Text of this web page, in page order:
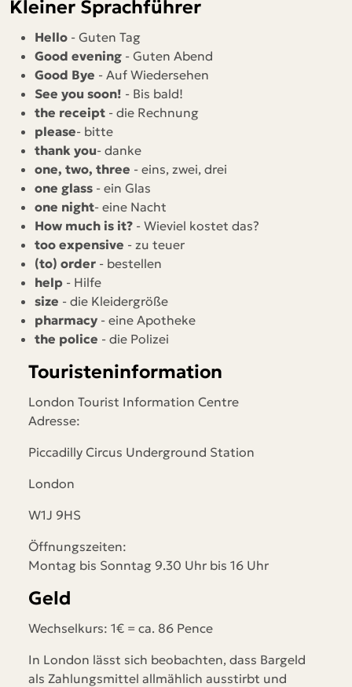
Kleiner Sprachführer
Hello - Guten Tag
Good evening - Guten Abend
Good Bye - Auf Wiedersehen
See you soon! - Bis bald!
the receipt - die Rechnung
please- bitte
thank you- danke
one, two, three - eins, zwei, drei
one glass - ein Glas
one night- eine Nacht
How much is it? - Wieviel kostet das?
too expensive - zu teuer
(to) order - bestellen
help - Hilfe
size - die Kleidergröße
pharmacy - eine Apotheke
the police - die Polizei
Touristeninformation
London Tourist Information Centre
Adresse:
Piccadilly Circus Underground Station
London
W1J 9HS
Öffnungszeiten:
Montag bis Sonntag 9.30 Uhr bis 16 Uhr
Geld
Wechselkurs: 1€ = ca. 86 Pence
In London lässt sich beobachten, dass Bargeld
als Zahlungsmittel allmählich ausstirbt und